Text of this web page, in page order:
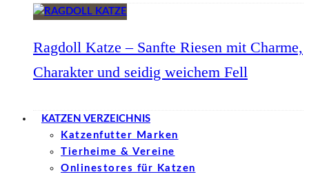
Ragdoll Katze – Sanfte Riesen mit Charme,
Charakter und seidig weichem Fell
KATZEN VERZEICHNIS
Katzenfutter Marken
Tierheime & Vereine
Onlinestores für Katzen